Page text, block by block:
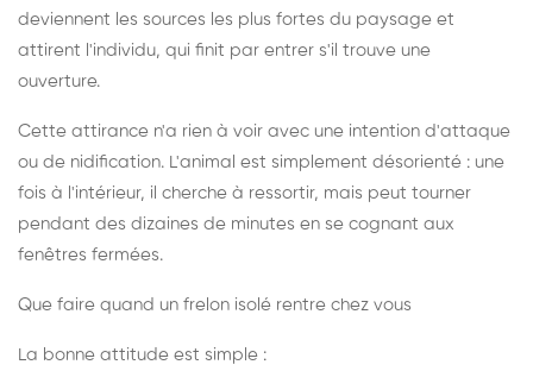
deviennent les sources les plus fortes du paysage et
attirent l'individu, qui finit par entrer s'il trouve une
ouverture.
Cette attirance n'a rien à voir avec une intention d'attaque
ou de nidification. L'animal est simplement désorienté : une
fois à l'intérieur, il cherche à ressortir, mais peut tourner
pendant des dizaines de minutes en se cognant aux
fenêtres fermées.
Que faire quand un frelon isolé rentre chez vous
La bonne attitude est simple :